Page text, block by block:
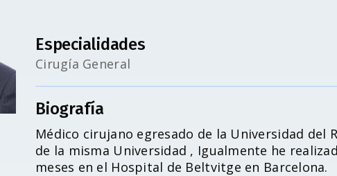
Especialidades
Cirugía General
Biografía
Médico cirujano egresado de la Universidad del
de la misma Universidad , Igualmente he
meses en el Hospital de Beltvitge en Barcelona.